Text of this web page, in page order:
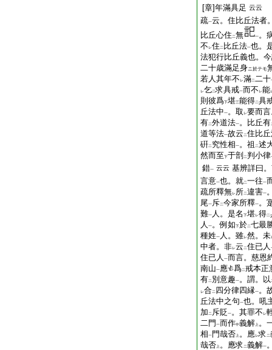
[章]年滿具足 云云
疏一云。住比丘法者
比丘心住 二無 一。
不 レ住 二 比丘法一也。
法犯行比丘義也。
二十歳滿足身ニ於テモ
若人其年不 レ滿二二十
レ乞二求具戒一而不 レ能
則彼爲下堪三能得二具
丘法中一。取 レ要而
有二外道法一。比丘有
道等法一故云 二住比
硏二 究性相一。祖 二述
然而至下于剖 二判小律
錯一 云云 基辨詳曰
言意一也。就二一往一
疏所釋無レ所二違害一
尾一斥二今家所釋一。
難一 人。是名 下堪レ得二
人 一。例如下於二七最
種姓一 人。雖レ然。未
中者。非レ云 二住已人
住已人 一而言。慈恩
南山一應 爲二戒本正
有二 別意趣一。謂。以
レ合二 四分律四縁一。
丘法中之句一也。吼
加 二 斥貶一。其罪不 レ
二門 一而作中義解 上 。
相一 門哉否 上 。應レ求 二
哉否 上 。應求 二義解一